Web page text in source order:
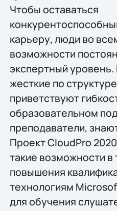
Чтобы оставаться
карьеру, люди во
возможности
экспертный
жесткие по
приветствуют
образовательном
преподаватели,
Проект CloudPro
такие возможности в
повышения
технологиям
для обучения